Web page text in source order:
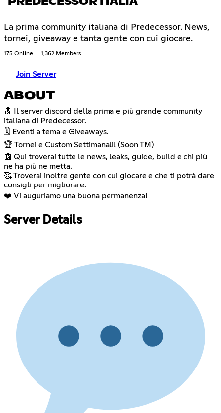
PREDECESSOR ITALIA
La prima community italiana di Predecessor. News,
tornei, giveaway e tanta gente con cui giocare.
175 Online 1,362 Members
Join Server
ABOUT
🔝 Il server discord della prima e più grande community
italiana di Predecessor.
🗓️ Eventi a tema e Giveaways.
🏆 Tornei e Custom Settimanali! (Soon TM)
📰 Qui troverai tutte le news, leaks, guide, build e chi più
ne ha più ne metta.
🥰 Troverai inoltre gente con cui giocare e che ti potrà dare
consigli per migliorare.
❤️ Vi auguriamo una buona permanenza!
Server Details